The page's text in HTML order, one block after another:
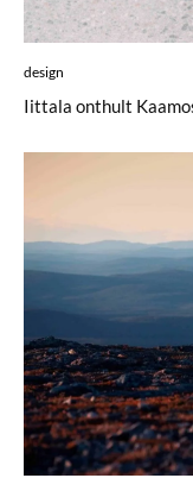
design
Iittala onthult